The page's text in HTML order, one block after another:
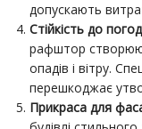
допускають
Стійкість до
рафштор
опадів і вітру.
перешкоджає
Прикраса для